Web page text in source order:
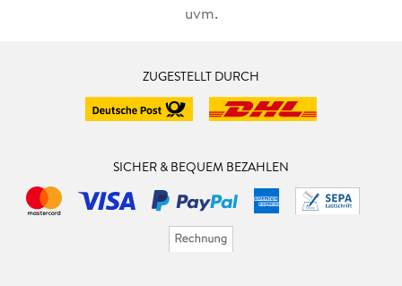
uvm.
ZUGESTELLT DURCH
SICHER & BEQUEM BEZAHLEN